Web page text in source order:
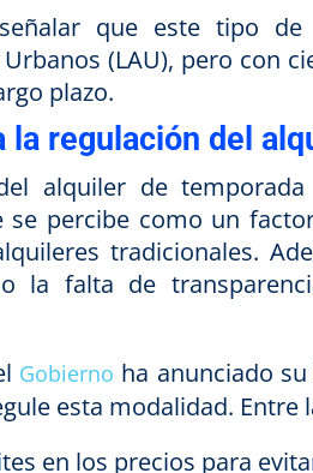
que este tipo
(LAU), pero con
plazo.
la regulación del
alquiler de
se percibe como un
tradicionales.
la falta de
Gobierno ha anunciado
esta modalidad.
en los precios para